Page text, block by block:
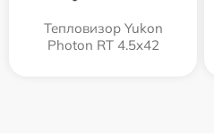
Тепловизор Yukon
Photon RT 4.5x42